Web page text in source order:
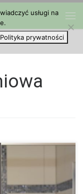
Południowej
na straty
usługi na
Polityka prywatności